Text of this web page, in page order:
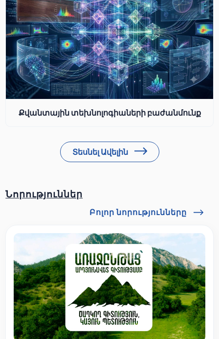
Քվանտային տեխնոլոգիաների բաժանմունք
Տեսնել Ավելին
Նորություններ
Բոլոր նորությունները